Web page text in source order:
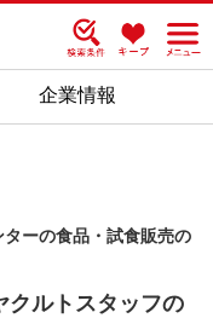
企業情報
ーの食品・試食販売の
ルトスタッフの